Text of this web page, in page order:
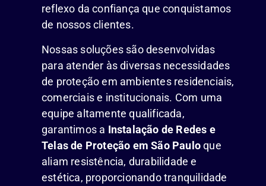
reflexo da confiança que conquistamos
de nossos clientes.
Nossas soluções são desenvolvidas
para atender às diversas necessidades
de proteção em ambientes residenciais,
comerciais e institucionais. Com uma
equipe altamente qualificada,
garantimos a Instalação de Redes e
Telas de Proteção em São Pauloque
aliam resistência, durabilidade e
estética, proporcionando tranquilidade